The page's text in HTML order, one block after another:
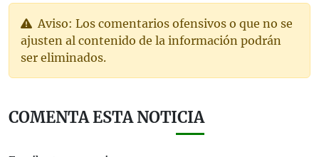
Aviso: Los comentarios ofensivos o que no se
ajusten al contenido de la información podrán
ser eliminados.
COMENTA ESTA NOTICIA